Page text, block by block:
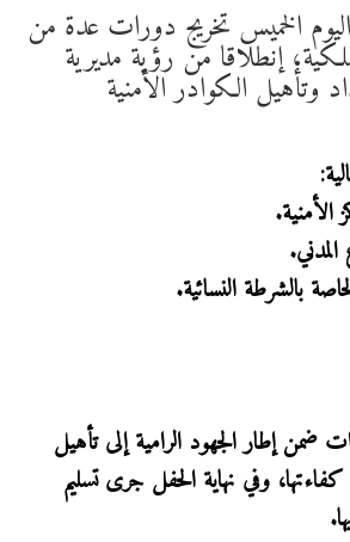
الخميس تخريج دورات عدة من
إنطلاقا من رؤية مديرية
وتأهيل الكوادر الأمنية
ضمن إطار الجهود الرامية إلى تأهيل
وفي نهاية الحفل جرى تسليم